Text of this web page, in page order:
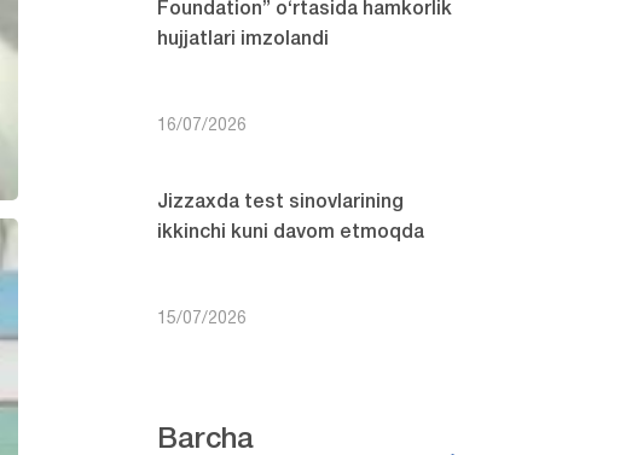
Foundation” o‘rtasida hamkorlik
hujjatlari imzolandi
16/07/2026
Jizzaxda test sinovlarining
ikkinchi kuni davom etmoqda
15/07/2026
Barcha